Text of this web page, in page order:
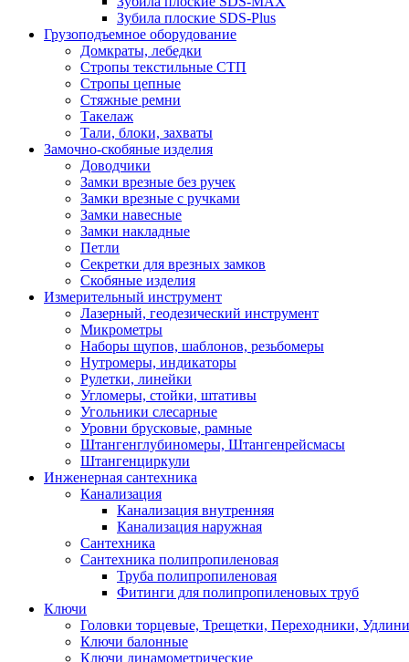
Зубила плоские SDS-Plus
Грузоподъемное оборудование
Домкраты, лебедки
Стропы текстильные СТП
Стропы цепные
Стяжные ремни
Такелаж
Тали, блоки, захваты
Замочно-скобяные изделия
Доводчики
Замки врезные без ручек
Замки врезные с ручками
Замки навесные
Замки накладные
Петли
Секретки для врезных замков
Скобяные изделия
Измерительный инструмент
Лазерный, геодезический инструмент
Микрометры
Наборы щупов, шаблонов, резьбомеры
Нутромеры, индикаторы
Рулетки, линейки
Угломеры, стойки, штативы
Угольники слесарные
Уровни брусковые, рамные
Штангенглубиномеры, Штангенрейсмасы
Штангенциркули
Инженерная сантехника
Канализация
Канализация внутренняя
Канализация наружная
Сантехника
Сантехника полипропиленовая
Труба полипропиленовая
Фитинги для полипропиленовых труб
Ключи
Головки торцевые, Трещетки, Переходники,
Ключи балонные
Ключи динамометрические